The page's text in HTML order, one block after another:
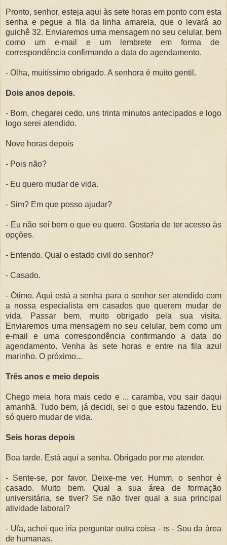
Pronto, senhor, esteja aqui às sete horas em ponto com esta
senha e pegue a fila da linha amarela, que o levará ao
guichê 32. Enviaremos uma mensagem no seu celular, bem
como um e-mail e um lembrete em forma de
correspondência confirmando a data do agendamento.
- Olha, muitíssimo obrigado. A senhora é muito gentil.
Dois anos depois.
- Bom, chegarei cedo, uns trinta minutos antecipados e logo
logo serei atendido.
Nove horas depois
- Pois não?
- Eu quero mudar de vida.
- Sim? Em que posso ajudar?
- Eu não sei bem o que eu quero. Gostaria de ter acesso às
opções.
- Entendo. Qual o estado civil do senhor?
- Casado.
- Ótimo. Aqui está a senha para o senhor ser atendido com
a nossa especialista em casados que querem mudar de
vida. Passar bem, muito obrigado pela sua visita.
Enviaremos uma mensagem no seu celular, bem como um
e-mail e uma correspondência confirmando a data do
agendamento. Venha às sete horas e entre na fila azul
marinho. O próximo...
Três anos e meio depois
Chego meia hora mais cedo e ... caramba, vou sair daqui
amanhã. Tudo bem, já decidi, sei o que estou fazendo. Eu
só quero mudar de vida.
Seis horas depois
Boa tarde. Está aqui a senha. Obrigado por me atender.
- Sente-se, por favor. Deixe-me ver. Humm, o senhor é
casado. Muito bem. Qual a sua área de formação
universitária, se tiver? Se não tiver qual a sua principal
atividade laboral?
- Ufa, achei que iria perguntar outra coisa - rs - Sou da área
de humanas.